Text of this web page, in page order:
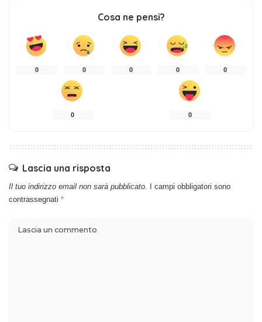
Cosa ne pensi?
0 0 0 0 0
0 0
Lascia una risposta
Il tuo indirizzo email non sarà pubblicato.
I campi obbligatori sono
contrassegnati *